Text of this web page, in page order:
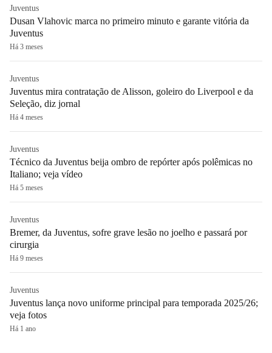
Juventus
Dusan Vlahovic marca no primeiro minuto e garante vitória da
Juventus
Há 3 meses
Juventus
Juventus mira contratação de Alisson, goleiro do Liverpool e da
Seleção, diz jornal
Há 4 meses
Juventus
Técnico da Juventus beija ombro de repórter após polêmicas no
Italiano; veja vídeo
Há 5 meses
Juventus
Bremer, da Juventus, sofre grave lesão no joelho e passará por
cirurgia
Há 9 meses
Juventus
Juventus lança novo uniforme principal para temporada 2025/26;
veja fotos
Há 1 ano